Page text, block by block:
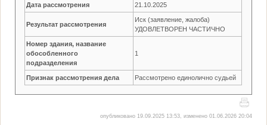
Дата рассмотрения 21.10.2025
Результат рассмотрения
Иск (заявление, жалоба)
УДОВЛЕТВОРЕН ЧАСТИЧНО
Номер здания, название
обособленного
подразделения
1
Признак рассмотрения дела Рассмотрено единолично судьей
опубликовано 19.09.2025 13:53, изменено 01.06.2026 20:04